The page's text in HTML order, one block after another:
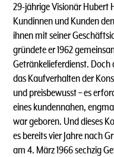
29-jährige Visionär Hubert
Kundinnen und Kunden
ihnen mit seiner
gründete er 1962
Getränkelieferdienst. Doch
das Kaufverhalten der
und preisbewusst – es
eines kundennahen,
war geboren. Und dieses
es bereits vier Jahre nach
am 4. März 1966 sechzig